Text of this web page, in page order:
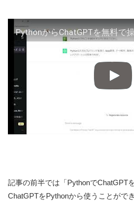
PythonからChatGPTを無料で
記事の前半では「PythonでChatGPT
ChatGPTをPythonから使うことがで